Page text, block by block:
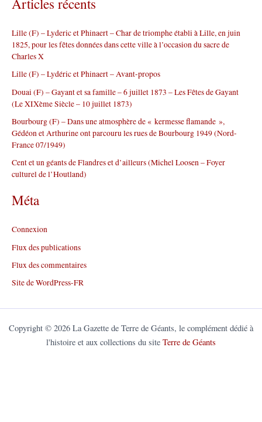
e
c
h
e
r
:
Lille (F) – Lyderic et Phinaert – Char de triomphe établi à Lille, en juin
1825, pour les fêtes données dans cette ville à l’occasion du sacre de
Charles X
Lille (F) – Lydéric et Phinaert – Avant-propos
Douai (F) – Gayant et sa famille – 6 juillet 1873 – Les Fêtes de Gayant
(Le XIXème Siècle – 10 juillet 1873)
Bourbourg (F) – Dans une atmosphère de « kermesse flamande »,
Gédéon et Arthurine ont parcouru les rues de Bourbourg 1949 (Nord-
France 07/1949)
Cent et un géants de Flandres et d’ailleurs (Michel Loosen – Foyer
culturel de l’Houtland)
Méta
Connexion
Flux des publications
Flux des commentaires
Site de WordPress-FR
Copyright © 2026 La Gazette de Terre de Géants, le complément dédié à
l'histoire et aux collections du site Terre de Géants